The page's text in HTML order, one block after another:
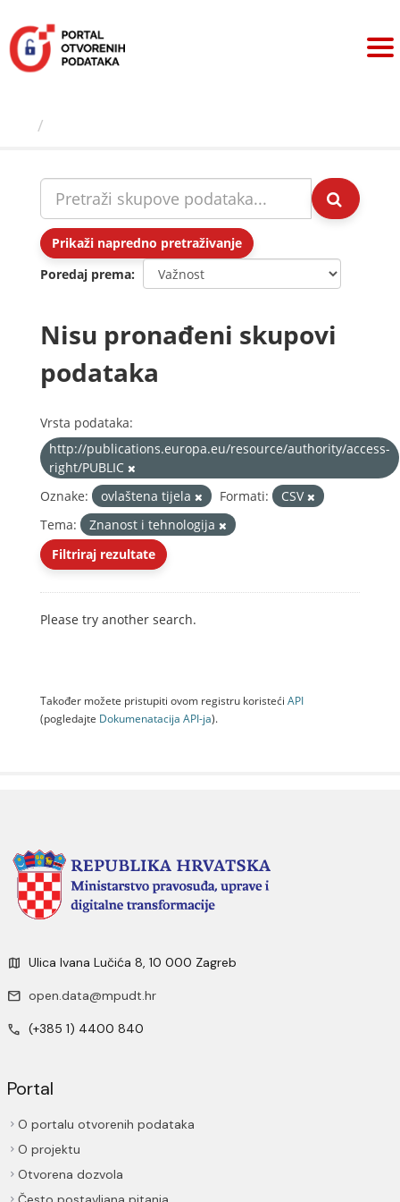
sadržaj
Prikaži napredno pretraživanje
Poredaj prema
Nisu pronađeni skupovi
podataka
Vrsta podataka:
http://publications.europa.eu/resource/authority/access-
right/PUBLIC
Oznake:
ovlaštena tijela Formati:
CSV
Tema:
Znanost i tehnologija
Filtriraj rezultate
Please try another search.
Također možete pristupiti ovom registru koristeći API
(pogledajte Dokumenаtаcijа API-jа).